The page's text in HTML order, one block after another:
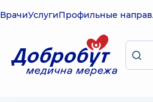
ВрачиУслугиПрофильные